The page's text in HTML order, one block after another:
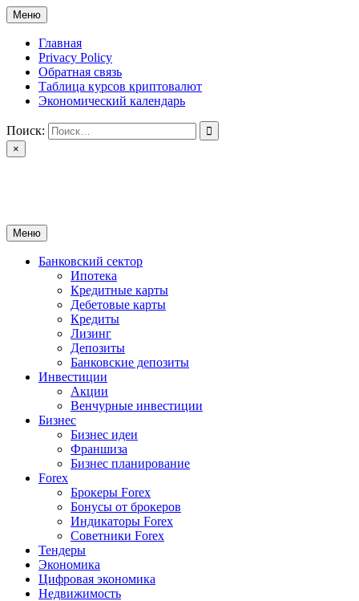
Перейти
к
содержимому
Меню
Главная
Privacy Policy
Обратная связь
Таблица курсов криптовалют
Экономический календарь
Поиск:
×
Меню
Банковский сектор
Ипотека
Кредитные карты
Дебетовые карты
Кредиты
Лизинг
Депозиты
Банковские депозиты
Инвестиции
Акции
Венчурные инвестиции
Бизнес
Бизнес идеи
Франшиза
Бизнес планирование
Forex
Брокеры Forex
Бонусы от брокеров
Индикаторы Forex
Советники Forex
Тендеры
Экономика
Цифровая экономика
Недвижимость